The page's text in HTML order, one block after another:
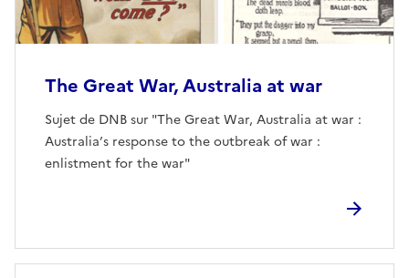
The Great War, Australia at war
Sujet de DNB sur "The Great War, Australia at war :
Australia’s response to the outbreak of war :
enlistment for the war"